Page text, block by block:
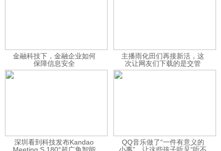
金融科技下，金融企业如何
保障信息安全
主播雨化田们再接新活，这
次让网友们下载的是交管
12123APP
深圳看到科技发布Kandao
QQ音乐做了“一件有意义的